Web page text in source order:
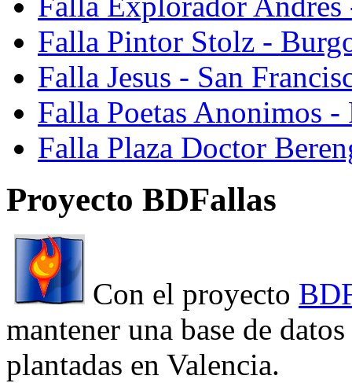
Falla Pintor Stolz -
Falla Jesus - San
Falla Poetas Anonimos
Falla Plaza Doctor
Proyecto BDFallas
Con el proyecto
mantener una base de
plantadas en Valencia.